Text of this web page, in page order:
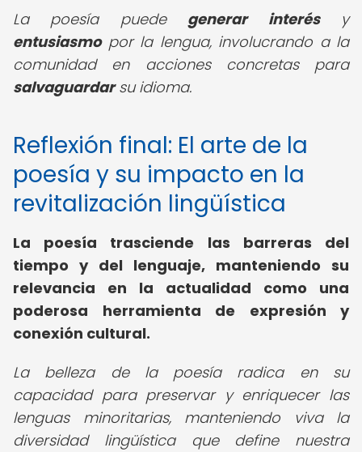
La poesía puede generar interésy
entusiasmopor la lengua, involucrando a la
comunidad en acciones concretas para
salvaguardarsu idioma.
Reflexión final: El arte de la
poesía y su impacto en la
revitalización lingüística
La poesía trasciende las barreras del
tiempo y del lenguaje, manteniendo su
relevancia en la actualidad como una
poderosa herramienta de expresión y
conexión cultural.
La belleza de la poesía radica en su
capacidad para preservar y enriquecer las
lenguas minoritarias, manteniendo viva la
diversidad lingüística que define nuestra